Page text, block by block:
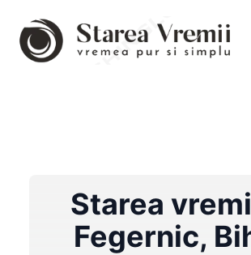
Starea
Fegernic,